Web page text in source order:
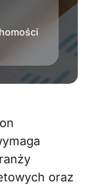
oraz